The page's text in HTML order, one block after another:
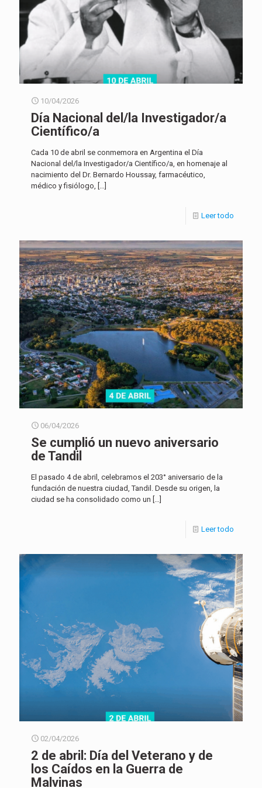
10/04/2026
Día Nacional del/la Investigador/a
Científico/a
Cada 10 de abril se conmemora en Argentina el Día
Nacional del/la Investigador/a Científico/a, en homenaje al
nacimiento del Dr. Bernardo Houssay, farmacéutico,
médico y fisiólogo, […]
Leer todo
06/04/2026
Se cumplió un nuevo aniversario
de Tandil
El pasado 4 de abril, celebramos el 203° aniversario de la
fundación de nuestra ciudad, Tandil. Desde su origen, la
ciudad se ha consolidado como un […]
Leer todo
02/04/2026
2 de abril: Día del Veterano y de
los Caídos en la Guerra de
Malvinas